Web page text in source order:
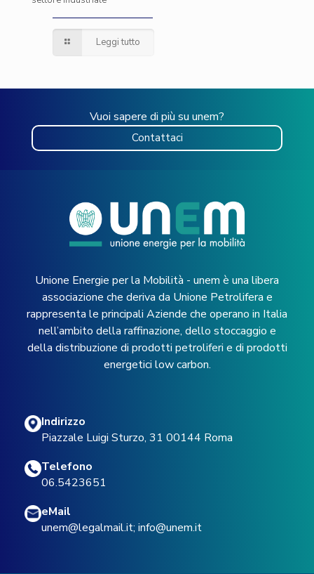
Leggi tutto
Vuoi sapere di più su unem?
Contattaci
Unione Energie per la Mobilità - unem è una libera
associazione che deriva da Unione Petrolifera e
rappresenta le principali Aziende che operano in Italia
nell’ambito della raffinazione, dello stoccaggio e
della distribuzione di prodotti petroliferi e di prodotti
energetici low carbon.
Indirizzo
Piazzale Luigi Sturzo, 31 00144 Roma
Telefono
06.5423651
eMail
unem@legalmail.it; info@unem.it